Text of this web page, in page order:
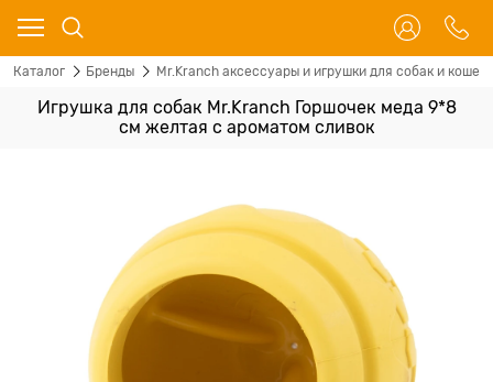
Каталог Бренды Mr.Kranch аксессуары и игрушки для собак и кошек
Игрушка для собак Mr.Kranch Горшочек меда 9*8
см желтая с ароматом сливок